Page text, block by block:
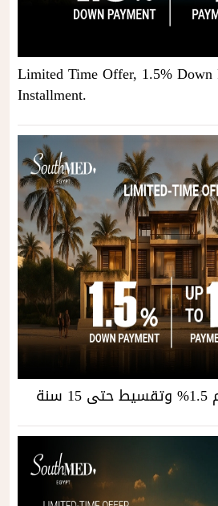
Limited Time Offer, 1.5% Down
Installment.